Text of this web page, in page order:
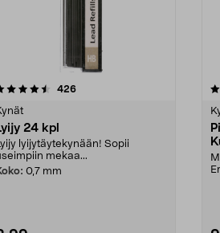
426arvostelut
24 kpl
lyijytäytekynään! Sopii
mekaa...
0,7 mm
4.5 viidestä